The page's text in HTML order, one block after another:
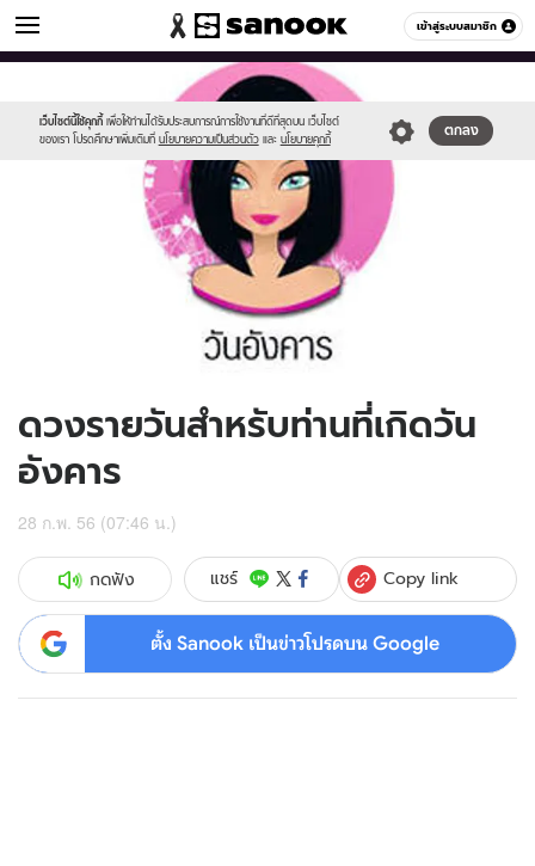
เข้าสู่ระบบสมาชิก
ดูดวง หมวดอื่นๆ
เว็บไซต์นี้ใช้คุกกี้ เพื่อให้ท่านได้รับประสบการณ์การใช้งานที่ดีที่สุดบน เว็บไซต์
ของเรา โปรดศึกษาเพิ่มเติมที่ นโยบายความเป็นส่วนตัว และ นโยบายคุกกี้
ตกลง
//s.isanook.com/sr/0/images/logo-
sanook.png
//s.isanook.com/ho/0/ud/8/42341/170-
ดวงรายวันสำหรับท่านที่เกิดวัน
อังคาร
28 ก.พ. 56 (07:46 น.)
กดฟัง แชร์ Copy link
ตั้ง Sanook เป็นข่าวโปรดบน Google